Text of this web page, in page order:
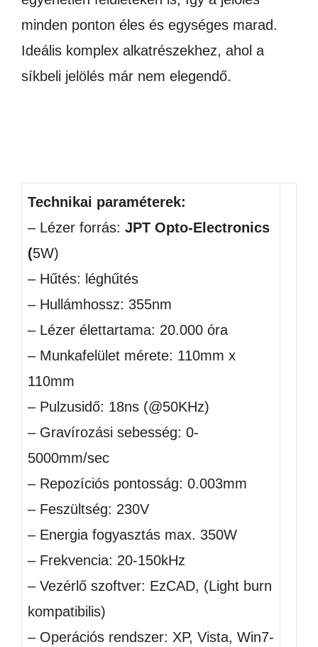
minden ponton éles és egységes marad.
Ideális komplex alkatrészekhez, ahol a
síkbeli jelölés már nem elegendő.
Technikai paraméterek:
– Lézer forrás: JPT Opto-Electronics
(5W)
– Hűtés: léghűtés
– Hullámhossz: 355nm
– Lézer élettartama: 20.000 óra
– Munkafelület mérete: 110mm x
110mm
– Pulzusidő: 18ns (@50KHz)
– Gravírozási sebesség: 0-
5000mm/sec
– Repozíciós pontosság: 0.003mm
– Feszültség: 230V
– Energia fogyasztás max. 350W
– Frekvencia: 20-150kHz
– Vezérlő szoftver: EzCAD, (Light burn
kompatibilis)
– Operációs rendszer: XP, Vista, Win7-